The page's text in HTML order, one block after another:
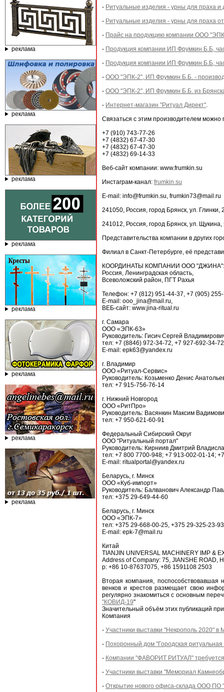
реклама
реклама
реклама
реклама
реклама
реклама
реклама
реклама
- Ритуальные изделия - урны для праха и
- Ритуальные изделия - урны для праха
- Прайс на продукцию компании ООО
- Продукция компании ИП Фрумкин Б.Б,
- Продукция компании ИП Фрумкин Б.Б,
- ООО "ЭПК-2", ИП Фрумкин Б.Б. -
- ООО "ЭПК-2", ИП Фрумкин Б.Б. из
- Интернет-магазин "Ритуал Директ".
Связаться с этим производителем
+7 (910) 743-77-26
+7 (4832) 67-47-30
+7 (4832) 67-47-30
+7 (4832) 69-14-33
Веб-сайт компании: www.frumkin.su
Инстаграм-канал: frumkin.su
E-mail: info@frumkin.su, frumkin73@mail.ru
241050, Россия, город Брянск, ул. Глинки,
241012, Россия, город Брянск, ул. Щукина,
Представительства компании в других
Филиал в Санкт-Петербурге, её
КООРДИНАТЫ КОМПАНИИ ООО "ДЖИНА":
Россия, Ленинградская область,
Всеволожский район, ПГТ Рахья
Телефон: +7 (812) 951-44-37, +7 (905)
E-mail: ooo_jina@mail.ru,
ВЕБ-cайт: www.jina-ritual.ru
г. Самара
ООО «ЭПК-63»
Руководитель: Гисич Сергей
тел: +7 (8846) 972-34-72, +7 927-692-34-72
E-mail: epk63@yandex.ru
г. Владимир
ООО «Ритуал-Сервис»
Руководитель: Козьменко Денис
тел: +7 915-756-76-14
г. Нижний Новгород
ООО «РитПро»
Руководитель: Васянкин Максим
тел: +7 950-621-60-91
Федеральный Сибирский Округ
ООО "Ритуальный портал"
Руководитель: Кирниив Дмитрий
тел: +7 800 7700-948; +7 913-002-01-14;
E-mail: ritualportal@yandex.ru
Беларусь, г. Минск
ООО «Куб-импорт»
Руководитель: Балванович Александр
тел: +375 29-649-44-60
Беларусь, г. Минск
ООО «ЭПК-7»
тел: +375 29-668-00-25, +375 29-325-23-93
E-mail: epk-7@mail.ru
Китай
TIANJIN UNIVERSAL MACHINERY IMP &
Address of Company: 75, JIANSHE ROAD,
p: +86 10-87637075, +86 1591108 2503
Вторая компания,
венков и крестов размещает свою
регулярно знакомиться с основным
"КОВИД-19"
Значительный объём этих публикаций
Компания
- Участники выставки "Некрополь 2020" в
- Похоронный дом "Городская ритуальная
- Компании "ФАВОРИТ РИТУАЛ"
- Участники выставки "Мемориал
- Открытие нового офиса-склада ООО ПО